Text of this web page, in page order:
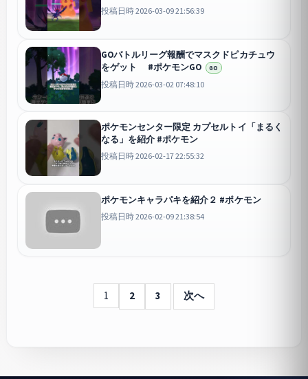
投稿日時 2026-03-09 21:56:39
GOバトルリーグ報酬でマスクドピカチュウ
をゲット #ポケモンGO
GO
投稿日時 2026-03-02 07:48:10
ポケモンセンター限定 カプセルトイ「まるく
なる」を紹介 #ポケモン
投稿日時 2026-02-17 22:55:32
ポケモンキャラパキを紹介２ #ポケモン
投稿日時 2026-02-09 21:38:54
1 2 3 次へ